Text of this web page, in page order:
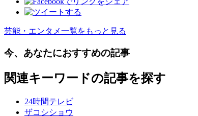
芸能・エンタメ一覧をもっと見る
今、あなたにおすすめの記事
関連キーワードの記事を探す
24時間テレビ
ザコシショウ